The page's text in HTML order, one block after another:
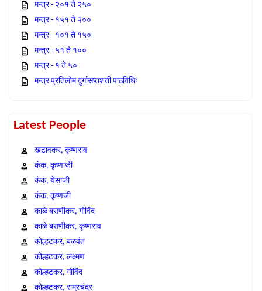
मन्त्र - २०१ ते २५०
मन्त्र - १५१ ते २००
मन्त्र - १०१ ते १५०
मन्त्र - ५१ ते १००
मन्त्र - १ ते ५०
मन्त्र प्रतिलोम दुर्गासप्तशती पाठविधिः
Latest People
खटावकर, कृष्णराव
कंक, कृष्णाजी
कंक, येसाजी
कंक, कृष्णजी
काळे बसणीकर, गोविंद
काळे बसणीकर, कृष्णराव
कोल्हटकर, बळवंत
कोल्हटकर, लक्ष्मण
कोल्हटकर, गोविंद
कोल्हटकर, राम्रचंद्र